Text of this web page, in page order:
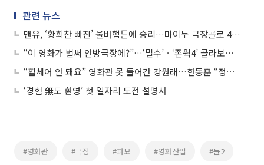
관련 뉴스
맨유, ‘황희찬 빠진’ 울버햄튼에 승리…마이누 극장골로 4-3 신승
“이 영화가 벌써 안방극장에?”…‘밀수’ㆍ‘존윅4’ 골라보는 설 TV 특선영화
“휠체어 안 돼요” 영화관 못 들어간 강원래…한동훈 “정부와 시행령 개정 추진”
‘경험 無도 환영’ 첫 일자리 도전 설명서
#영화관 #극장 #파묘 #영화산업 #듄2